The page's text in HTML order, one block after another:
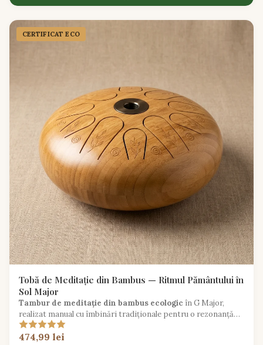
CERTIFICAT ECO
Tobă de Meditație din Bambus — Ritmul Pământului în
Sol Major
Tambur de meditație din bambus ecologic în G Major,
realizat manual cu îmbinări tradiționale pentru o rezonanță
caldă și organică.
474,99 lei